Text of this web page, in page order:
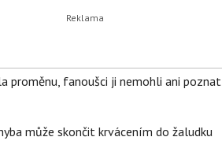
proměnu, fanoušci ji nemohli ani poznat
může skončit krvácením do žaludku